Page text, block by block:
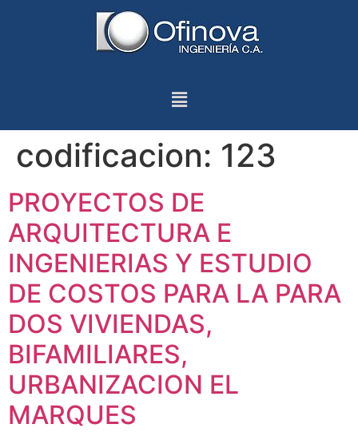
codificacion: 123
PROYECTOS DE
ARQUITECTURA E
INGENIERIAS Y ESTUDIO
DE COSTOS PARA LA PARA
DOS VIVIENDAS,
BIFAMILIARES,
URBANIZACION EL
MARQUES